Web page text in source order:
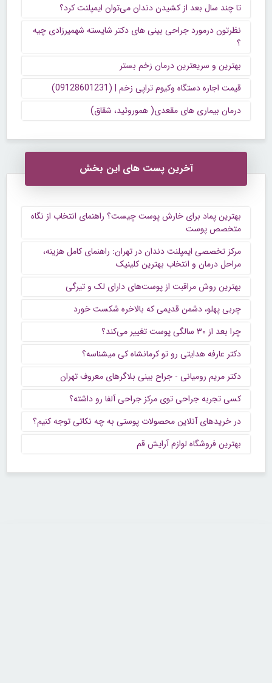
تا چند سال بعد از کشیدن دندان می‌توان ایمپلنت کرد؟
نظرتون درمورد جراحی بینی های دکتر شایسته شهمیرزادی چیه
؟
بهترین و سریعترین درمان زخم بستر
قیمت اجاره دستگاه وکیوم تراپی زخم | (09128601231)
درمان بیماری های مقعدی( هموروئید، شقاق)
آخرین پست های این بخش
بهترین پماد برای خارش پوست چیست؟ راهنمای انتخاب از نگاه
متخصص پوست
مرکز تخصصی ایمپلنت دندان در تهران: راهنمای کامل هزینه،
مراحل درمان و انتخاب بهترین کلینیک
بهترین روش مراقبت از پوست‌های دارای لک و تیرگی
چربی پهلو، دشمن قدیمی که بالاخره شکست خورد
چرا بعد از ۳۰ سالگی پوست تغییر می‌کند؟
دکتر عارفه هدایتی رو تو کرمانشاه کی میشناسه؟
دکتر مریم رومیانی - جراح بینی بلاگرهای معروف تهران
کسی تجربه جراحی توی مرکز جراحی آلفا رو داشته؟
در خریدهای آنلاین محصولات پوستی به چه نکاتی توجه کنیم؟
بهترین فروشگاه لوازم آرایش قم